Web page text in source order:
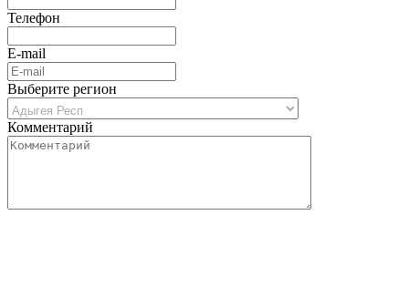
Телефон
E-mail
Выберите регион
Комментарий